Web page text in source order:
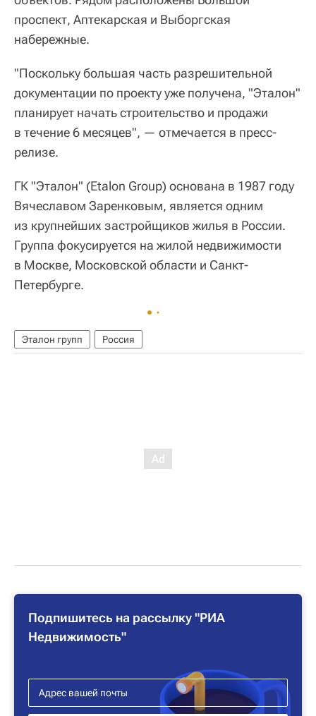
проспект, Аптекарская и Выборгская
набережные.
"Поскольку большая часть разрешительной
документации по проекту уже получена, "Эталон"
планирует начать строительство и продажи
в течение 6 месяцев", — отмечается в пресс-
релизе.
ГК "Эталон" (Etalon Group) основана в 1987 году
Вячеславом Заренковым, является одним
из крупнейших застройщиков жилья в России.
Группа фокусируется на жилой недвижимости
в Москве, Московской области и Санкт-
Петербурге.
Эталон групп Россия
Подпишитесь на рассылку "РИА
Недвижимость"